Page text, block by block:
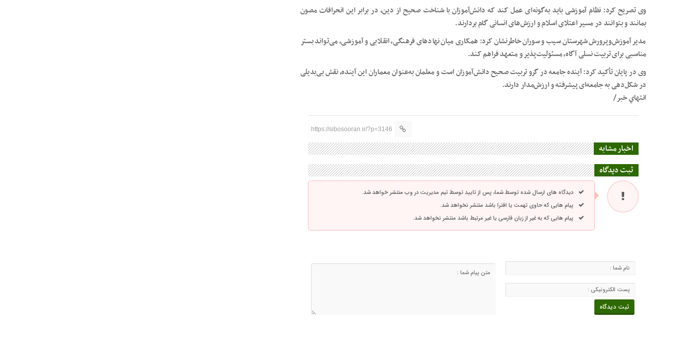
وی تصریح کرد: نظام آموزشی باید به‌گونه‌ای عمل کند که دانش‌آموزان با شناخت صحیح از دین، در برابر این انحرافات مصون
بمانند و بتوانند در مسیر اعتلای اسلام و ارزش‌های انسانی گام بردارند.
مدیر آموزش‌وپرورش شهرستان سیب و سوران خاطرنشان کرد: همکاری میان نهادهای فرهنگی، انقلابی و آموزشی، می‌تواند بستر
مناسبی برای تربیت نسلی آگاه، مسئولیت‌پذیر و متعهد فراهم کند.
وی در پایان تأکید کرد: آینده جامعه در گرو تربیت صحیح دانش‌آموزان است و معلمان به‌عنوان معماران این آینده، نقش بی‌بدیلی
در شکل‌دهی به جامعه‌ای پیشرفته و ارزش‌مدار دارند.
انتهاي خبر/
https://sibosooran.ir/?p=3146
اخبار مشابه
ثبت دیدگاه
دیدگاه های ارسال شده توسط شما، پس از تایید توسط تیم مدیریت در وب منتشر خواهد شد.
پیام هایی که حاوی تهمت یا افترا باشد منتشر نخواهد شد.
پیام هایی که به غیر از زبان فارسی یا غیر مرتبط باشد منتشر نخواهد شد.